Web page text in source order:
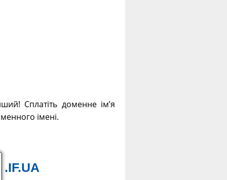
Сплатіть доменне ім’я
імені.
.IF.UA